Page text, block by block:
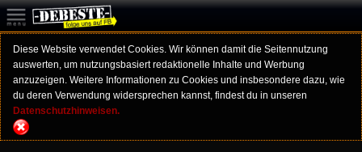
Diese Website verwendet Cookies. Wir können damit die Seitennutzung
auswerten, um nutzungsbasiert redaktionelle Inhalte und Werbung
anzuzeigen. Weitere Informationen zu Cookies und insbesondere dazu, wie
du deren Verwendung widersprechen kannst, findest du in unseren
Datenschutzhinweisen.